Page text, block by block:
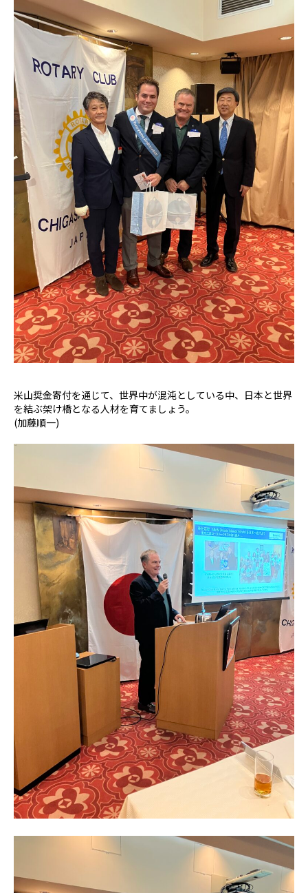
米山奨金寄付を通じて、世界中が混沌としている中、日本と世界
を結ぶ架け橋となる人材を育てましょう。
(加藤順一)